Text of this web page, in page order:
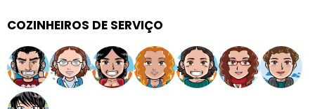
COZINHEIROS DE SERVIÇO